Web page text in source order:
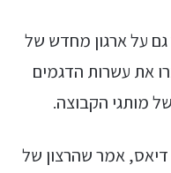
על ארגון מחדש של
את עשרות הדגמים
מותגי הקבוצה.
דיאס, אמר שהרצון של